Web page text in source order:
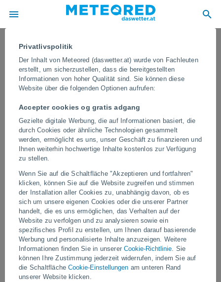
Privatlivspolitik
Der Inhalt von Meteored (daswetter.at) wurde von Fachleuten
erstellt, um sicherzustellen, dass die bereitgestellten
Informationen von hoher Qualität sind. Sie können diese
Website über die folgenden Optionen aufrufen:
Accepter cookies og gratis adgang
Gezielte digitale Werbung, die auf Informationen basiert, die
durch Cookies oder ähnliche Technologien gesammelt
werden, ermöglicht es uns, unser Geschäft zu finanzieren und
Ihnen weiterhin hochwertige Inhalte kostenlos zur Verfügung
zu stellen.
Wenn Sie auf die Schaltfläche "Akzeptieren und fortfahren"
klicken, können Sie auf die Website zugreifen und stimmen
der Installation aller Cookies zu, unabhängig davon, ob es
sich um unsere eigenen Cookies oder die unserer Partner
handelt, die es uns ermöglichen, das Verhalten auf der
Website zu verfolgen und zu analysieren sowie ein
spezifisches Profil zu erstellen, um Ihnen darauf basierende
Werbung und personalisierte Inhalte anzuzeigen. Weitere
Informationen finden Sie in unsererCookie-Richtlinie. Sie
können Ihre Zustimmung jederzeit widerrufen, indem Sie auf
die SchaltflächeCookie-Einstellungen am unteren Rand
unserer Website klicken.
Starke Winde in China: Sturm
verursacht Schäden in Jingdezhen
Diese meteorologischen Phänomene entstehen, wenn kalte Luft
aus dem Sturm rasch absinkt und sich beim Auftreffen auf den
Boden horizontal ausbreitet, wobei sie zerstörerische
Geschwindigkeiten erreicht.
Video
Gestern